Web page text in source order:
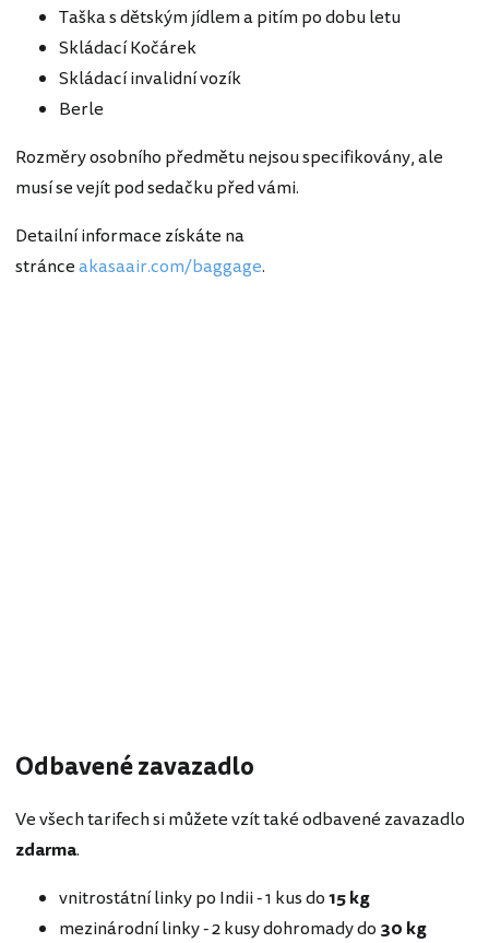
Taška s dětským jídlem a pitím po dobu letu
Skládací Kočárek
Skládací invalidní vozík
Berle
Rozměry osobního předmětu nejsou specifikovány, ale
musí se vejít pod sedačku před vámi.
Detailní informace získáte na
stránceakasaair.com/baggage.
Odbavené zavazadlo
Ve všech tarifech si můžete vzít také odbavené zavazadlo
zdarma.
vnitrostátní linky po Indii - 1 kus do15 kg
mezinárodní linky - 2 kusy dohromady do 30 kg